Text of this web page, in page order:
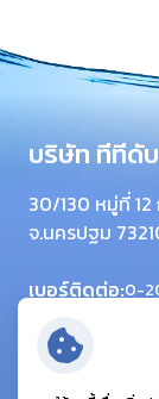
บริษัท ทีทีดั
30/130 หมู่ที่
จ.นครปฐม
เบอร์ติดต่อ:0-
อีเมล: